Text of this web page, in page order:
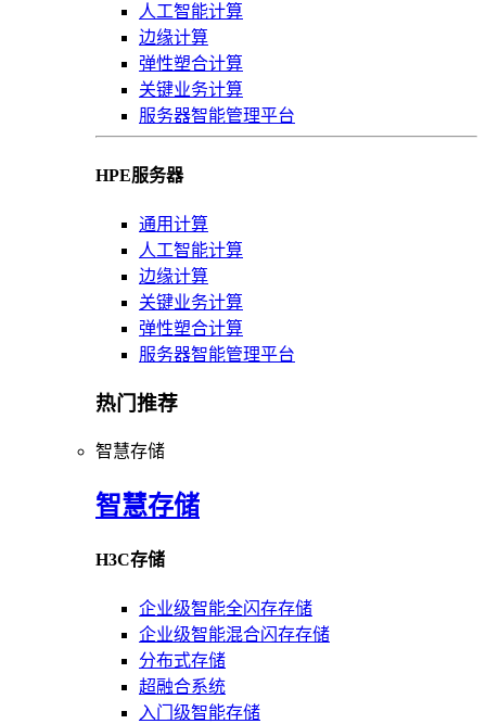
人工智能计算
边缘计算
弹性塑合计算
关键业务计算
服务器智能管理平台
HPE服务器
通用计算
人工智能计算
边缘计算
关键业务计算
弹性塑合计算
服务器智能管理平台
热门推荐
智慧存储
智慧存储
H3C存储
企业级智能全闪存存储
企业级智能混合闪存存储
分布式存储
超融合系统
入门级智能存储